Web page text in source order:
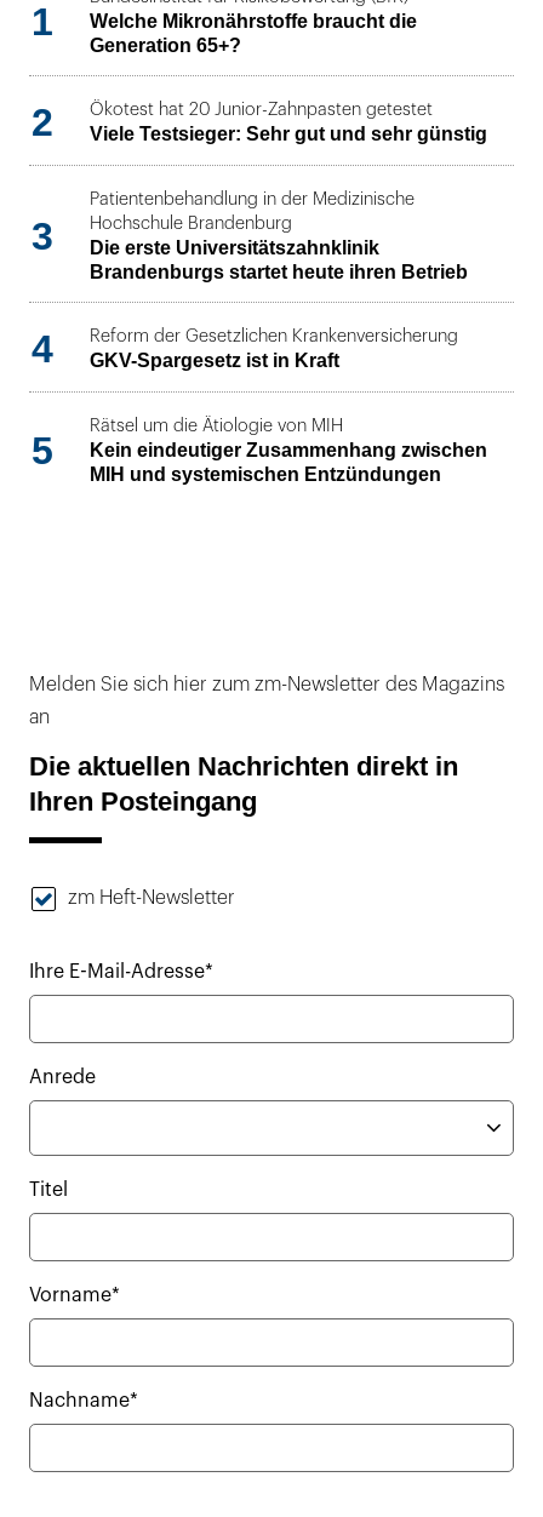
1
Welche Mikronährstoffe braucht die
Generation 65+?
2 Ökotest hat 20 Junior-Zahnpasten getestet
Viele Testsieger: Sehr gut und sehr günstig
3
Patientenbehandlung in der Medizinische
Hochschule Brandenburg
Die erste Universitätszahnklinik
Brandenburgs startet heute ihren Betrieb
4 Reform der Gesetzlichen Krankenversicherung
GKV-Spargesetz ist in Kraft
5
Rätsel um die Ätiologie von MIH
Kein eindeutiger Zusammenhang zwischen
MIH und systemischen Entzündungen
Melden Sie sich hier zum zm-Newsletter des Magazins
an
Die aktuellen Nachrichten direkt in
Ihren Posteingang
zm Heft-Newsletter
Ihre E-Mail-Adresse*
Anrede
Titel
Vorname*
Nachname*